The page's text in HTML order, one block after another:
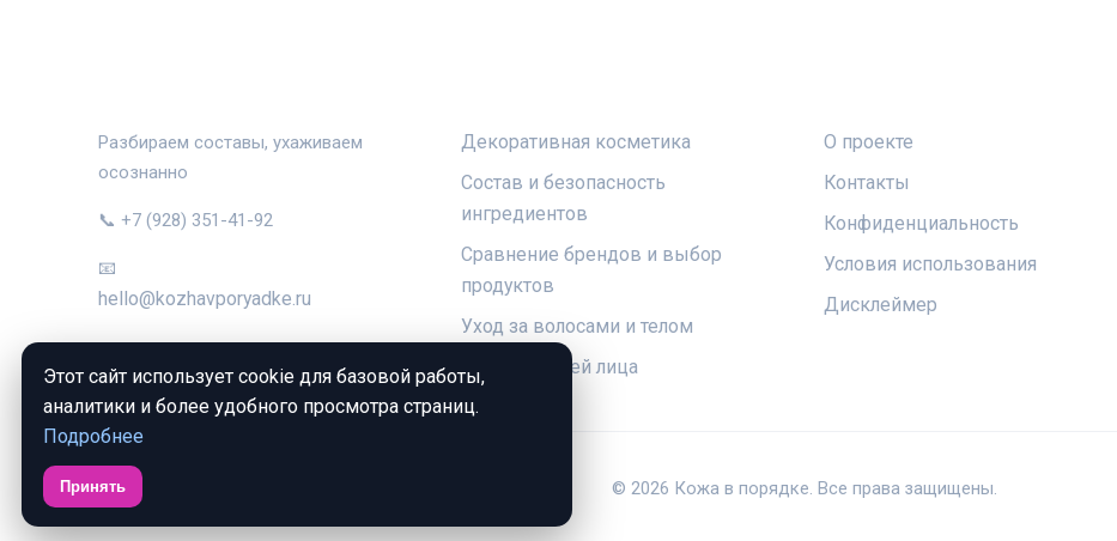
Разбираем составы, ухаживаем
осознанно
📞 +7 (928) 351-41-92
📧
hello@kozhavporyadke.ru
Декоративная косметика
Состав и безопасность
ингредиентов
Сравнение брендов и выбор
продуктов
Уход за волосами и телом
Уход за кожей лица
О проекте
Контакты
Конфиденциальность
Условия использования
Дисклеймер
© 2026 Кожа в порядке. Все права защищены.
Этот сайт использует cookie для базовой работы,
аналитики и более удобного просмотра страниц.
Подробнее
Принять